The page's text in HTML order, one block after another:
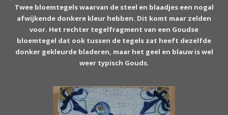
Twee bloemtegels waarvan de steel en blaadjes een nogal
afwijkende donkere kleur hebben. Dit komt maar zelden
voor. Het rechter tegelfragment van een Goudse
bloemtegel dat ook tussen de tegels zat heeft dezelfde
donker gekleurde bladeren, maar het geel en blauw is wel
weer typisch Gouds.